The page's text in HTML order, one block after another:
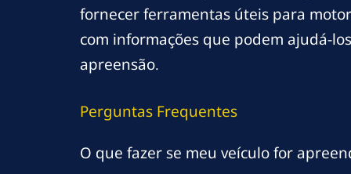
fornecer ferramentas úteis para
com informações que podem ajudá-
apreensão.
Perguntas Frequentes
O que fazer se meu veículo for